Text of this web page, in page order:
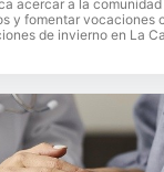
acercar a la
y fomentar vocaciones
de invierno en La